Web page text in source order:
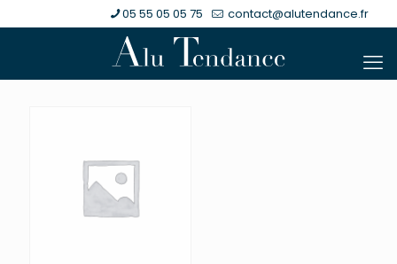
05 55 05 05 75 contact@alutendance.fr